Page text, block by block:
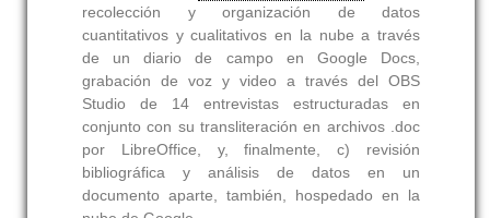
recolección y organización de datos
cuantitativos y cualitativos en la nube a través
de un diario de campo en Google Docs,
grabación de voz y video a través del OBS
Studio de 14 entrevistas estructuradas en
conjunto con su transliteración en archivos .doc
por LibreOffice, y, finalmente, c) revisión
bibliográfica y análisis de datos en un
documento aparte, también, hospedado en la